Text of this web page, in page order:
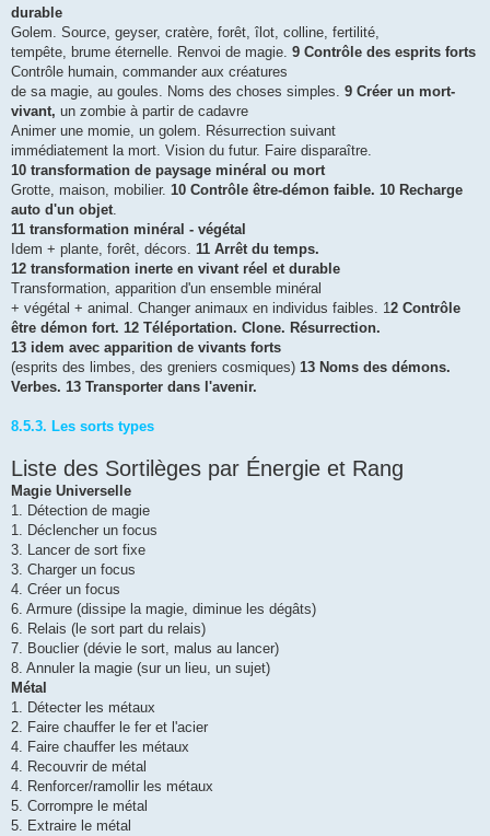
durable
Golem. Source, geyser, cratère, forêt, îlot, colline, fertilité,
tempête, brume éternelle. Renvoi de magie. 9 Contrôle des esprits forts
Contrôle humain, commander aux créatures
de sa magie, au goules. Noms des choses simples. 9 Créer un mort-
vivant, un zombie à partir de cadavre
Animer une momie, un golem. Résurrection suivant
immédiatement la mort. Vision du futur. Faire disparaître.
10 transformation de paysage minéral ou mort
Grotte, maison, mobilier. 10 Contrôle être-démon faible. 10 Recharge
auto d'un objet.
11 transformation minéral - végétal
Idem + plante, forêt, décors. 11 Arrêt du temps.
12 transformation inerte en vivant réel et durable
Transformation, apparition d'un ensemble minéral
+ végétal + animal. Changer animaux en individus faibles. 12 Contrôle
être démon fort. 12 Téléportation. Clone. Résurrection.
13 idem avec apparition de vivants forts
(esprits des limbes, des greniers cosmiques) 13 Noms des démons.
Verbes. 13 Transporter dans l'avenir.
8.5.3. Les sorts types
Liste des Sortilèges par Énergie et Rang
Magie Universelle
1. Détection de magie
1. Déclencher un focus
3. Lancer de sort fixe
3. Charger un focus
4. Créer un focus
6. Armure (dissipe la magie, diminue les dégâts)
6. Relais (le sort part du relais)
7. Bouclier (dévie le sort, malus au lancer)
8. Annuler la magie (sur un lieu, un sujet)
Métal
1. Détecter les métaux
2. Faire chauffer le fer et l'acier
4. Faire chauffer les métaux
4. Recouvrir de métal
4. Renforcer/ramollir les métaux
5. Corrompre le métal
5. Extraire le métal